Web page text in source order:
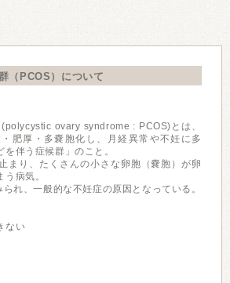
（PCOS）について
ovary syndrome : PCOS)とは、
・肥厚・多嚢胞化し、月経異常や不妊に多
伴う症候群」のこと。
まり、たくさんの⼩さな卵胞（嚢胞）が卵
病気。
れ、一般的な不妊症の原因となっている。
ない